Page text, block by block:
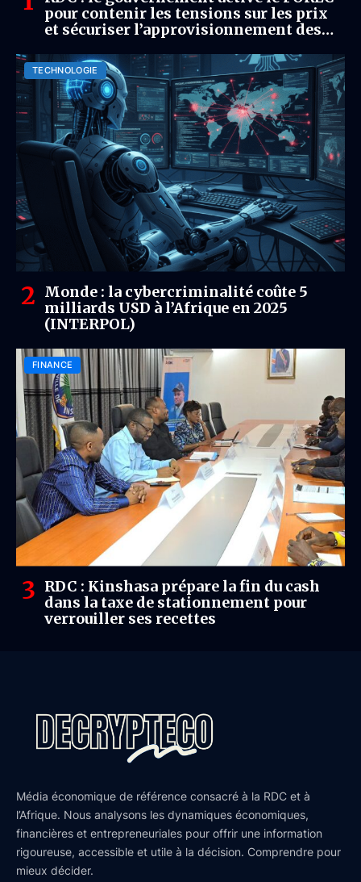
pour contenir les tensions sur les prix
et sécuriser l’approvisionnement des
TECHNOLOGIE
Monde : la cybercriminalité coûte 5
milliards USD à l’Afrique en 2025
(INTERPOL)
FINANCE
RDC : Kinshasa prépare la fin du cash
dans la taxe de stationnement pour
verrouiller ses recettes
Média économique de référence consacré à la RDC et à
l’Afrique. Nous analysons les dynamiques économiques,
financières et entrepreneuriales pour offrir une information
rigoureuse, accessible et utile à la décision. Comprendre pour
mieux décider.